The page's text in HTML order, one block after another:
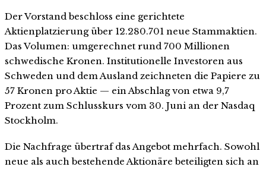
Der Vorstand beschloss eine gerichtete
Aktienplatzierung über 12.280.701 neue Stammaktien.
Das Volumen: umgerechnet rund 700 Millionen
schwedische Kronen. Institutionelle Investoren aus
Schweden und dem Ausland zeichneten die Papiere zu
57 Kronen pro Aktie — ein Abschlag von etwa 9,7
Prozent zum Schlusskurs vom 30. Juni an der Nasdaq
Stockholm.
Die Nachfrage übertraf das Angebot mehrfach. Sowohl
neue als auch bestehende Aktionäre beteiligten sich an